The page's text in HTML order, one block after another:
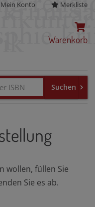
Konto Merkliste
Warenkorb
wollen, füllen Sie
Sie es ab.